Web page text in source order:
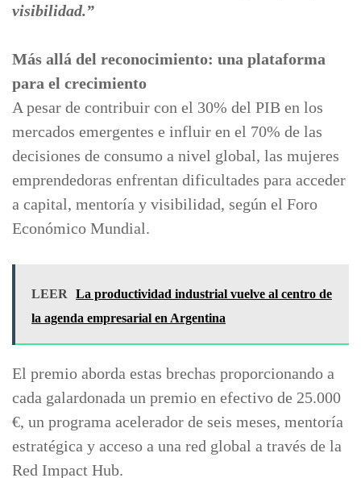
visibilidad.”
Más allá del reconocimiento: una plataforma
para el crecimiento
A pesar de contribuir con el 30% del PIB en los
mercados emergentes e influir en el 70% de las
decisiones de consumo a nivel global, las mujeres
emprendedoras enfrentan dificultades para acceder
a capital, mentoría y visibilidad, según el Foro
Económico Mundial.
LEER
La productividad industrial vuelve al centro de
la agenda empresarial en Argentina
El premio aborda estas brechas proporcionando a
cada galardonada un premio en efectivo de 25.000
€, un programa acelerador de seis meses, mentoría
estratégica y acceso a una red global a través de la
Red Impact Hub.